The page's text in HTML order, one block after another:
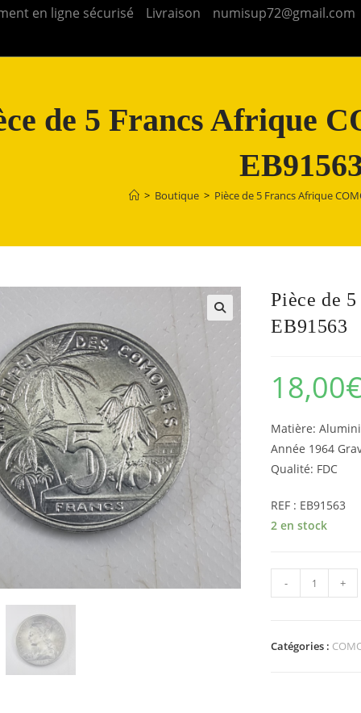
en ligne sécurisé Livraison numisup72@gmail.com
de 5 Francs Afrique
> Boutique > Pièce de 5 Francs Afrique
Pièce de
EB91563
18,00
Matière:
Année 1964
Qualité: FDC
REF : EB91563
2 en stock
quantité
de
- +
Catégories :